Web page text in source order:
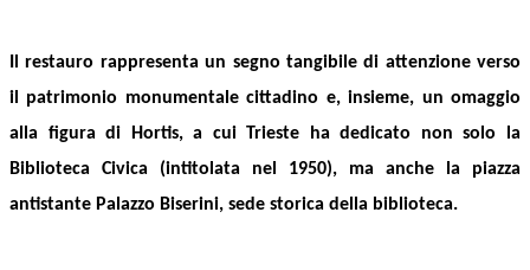
Il restauro rappresenta un segno tangibile di attenzione verso
il patrimonio monumentale cittadino e, insieme, un omaggio
alla figura di Hortis, a cui Trieste ha dedicato non solo la
Biblioteca Civica (intitolata nel 1950), ma anche la piazza
antistante Palazzo Biserini, sede storica della biblioteca.